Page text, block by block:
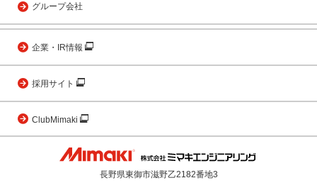
グループ会社
企業・IR情報
採用サイト
ClubMimaki
長野県東御市滋野乙2182番地3